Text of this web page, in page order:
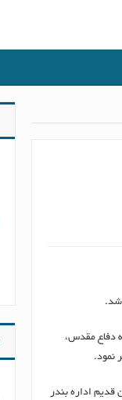
شد.
دفاع مقدس،
قدیم اداره بندر